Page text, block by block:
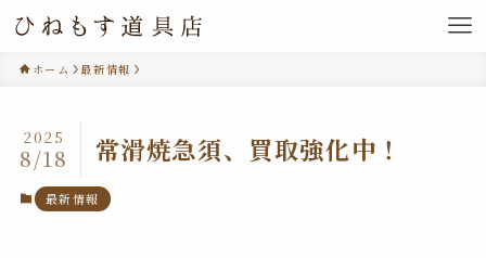
ホーム 最新情報
常滑焼急須、買取強化中！
2025
8/18
最新情報